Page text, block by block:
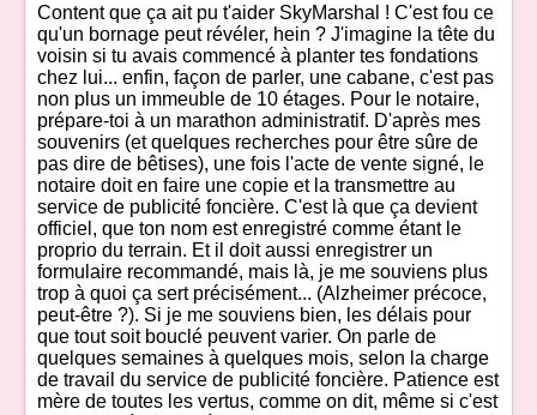
Content que ça ait pu t'aider SkyMarshal ! C'est fou ce
qu'un bornage peut révéler, hein ? J'imagine la tête du
voisin si tu avais commencé à planter tes fondations
chez lui... enfin, façon de parler, une cabane, c'est pas
non plus un immeuble de 10 étages. Pour le notaire,
prépare-toi à un marathon administratif. D'après mes
souvenirs (et quelques recherches pour être sûre de
pas dire de bêtises), une fois l'acte de vente signé, le
notaire doit en faire une copie et la transmettre au
service de publicité foncière. C'est là que ça devient
officiel, que ton nom est enregistré comme étant le
proprio du terrain. Et il doit aussi enregistrer un
formulaire recommandé, mais là, je me souviens plus
trop à quoi ça sert précisément... (Alzheimer précoce,
peut-être ?). Si je me souviens bien, les délais pour
que tout soit bouclé peuvent varier. On parle de
quelques semaines à quelques mois, selon la charge
de travail du service de publicité foncière. Patience est
mère de toutes les vertus, comme on dit, même si c'est